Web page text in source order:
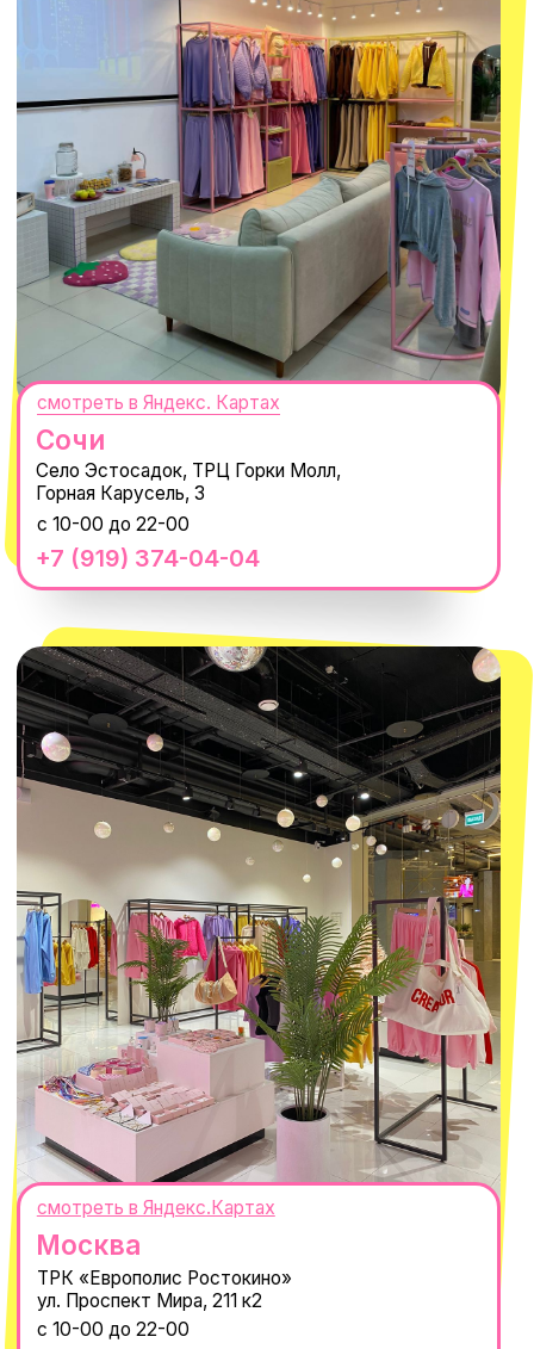
+7 (932) 602-41-15
ТРК «Европолис Ростокино»
ул. Проспект Мира, 211 к2
с 10-00 до 22-00
смотреть в Яндекс.Картах
ИП Проворный Алексей Алексеевич
ИНН 667114098580
ОГРНИП 320665800076581
Telegram
WhatsApp
8 800 550-06-92
macrocosm_store@mail.ru
КОНТАКТЫ
Оплата долями
Size guide
Обмен и возврат
Доставка и оплата
ПОКУПАТЕЛЯМ
Вакансии
Наши путешествия
Наши проекты
Новости
Каталог
О КОМПАНИИ
© 2021-2025 Macrocosm ®
Нажимая "Подписаться", вы соглашаетесь с
Политикой обработки
персональных данныхиСогласием на рассылку электронных
сообщений
СЕКРЕТНЫЕ ПРОМОКОДЫ, ПРИГЛАШЕНИЯ
НА МЕРОПРИЯТИЯ И АНОНСЫ НОВИНОК
РАНЬШЕ ВСЕХ
@MACROCOSM_STORE
300 000+ подписчиков
14'000+ подписчиков в нашем Telegram-канале
Оферта
Пользовательское соглашение
Политика обработки персональных
данных